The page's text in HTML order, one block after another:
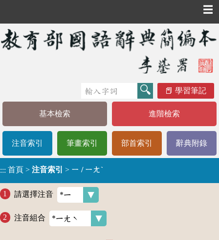
☰
學習筆記
基本檢索 進階檢索
注音索引 筆畫索引 部首索引 辭典附錄
::: 首頁 > 注音索引 > ㄧ / ㄧㄤˋ
請選擇注音
注音組合